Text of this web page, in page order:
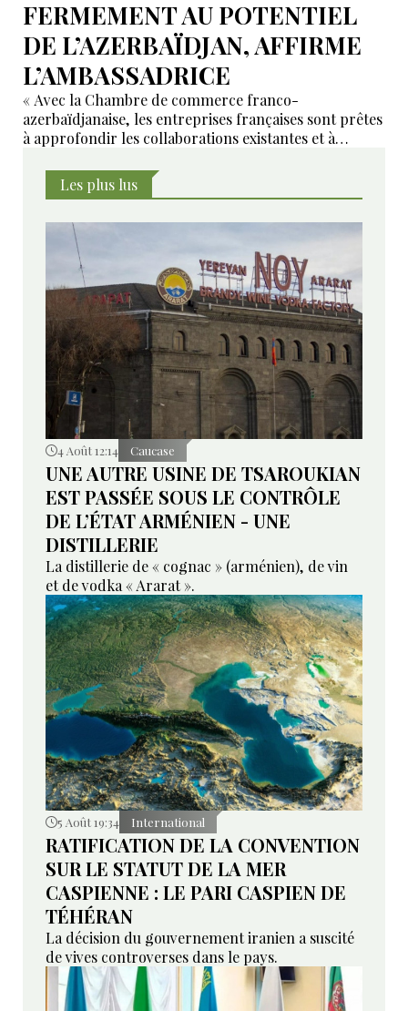
FERMEMENT AU POTENTIEL
DE L’AZERBAÏDJAN, AFFIRME
L’AMBASSADRICE
« Avec la Chambre de commerce franco-
azerbaïdjanaise, les entreprises françaises sont prêtes
à approfondir les collaborations existantes et à
Les plus lus
4 Août 12:14 Caucase
UNE AUTRE USINE DE TSAROUKIAN
EST PASSÉE SOUS LE CONTRÔLE
DE L’ÉTAT ARMÉNIEN - UNE
DISTILLERIE
La distillerie de « cognac » (arménien), de vin
et de vodka « Ararat ».
5 Août 19:34 International
RATIFICATION DE LA CONVENTION
SUR LE STATUT DE LA MER
CASPIENNE : LE PARI CASPIEN DE
TÉHÉRAN
La décision du gouvernement iranien a suscité
de vives controverses dans le pays.